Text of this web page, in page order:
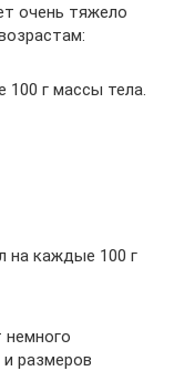
очень тяжело
г массы тела.
на каждые 100 г
размеров